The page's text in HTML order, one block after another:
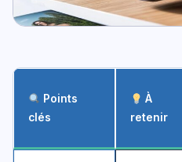
Points
clés
À
retenir